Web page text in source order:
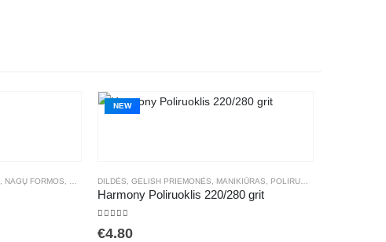
NAGŲ FORMOS NAGŲ PRIAUGINIMO PRIEMONĖS
NEW
DILDĖS GELISH PRIEMONĖS MANIKIŪRAS POLIRUOKLIAI
Harmony Poliruoklis 220/280 grit
€4.80